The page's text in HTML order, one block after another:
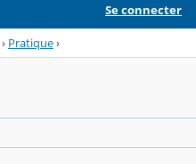
Se connecter
› Pratique›